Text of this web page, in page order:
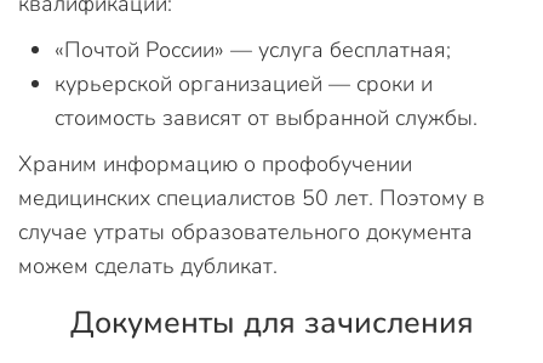
«Почтой России» — услуга бесплатная;
курьерской организацией — сроки и
стоимость зависят от выбранной службы.
Храним информацию о профобучении
медицинских специалистов 50 лет. Поэтому в
случае утраты образовательного документа
можем сделать дубликат.
Документы для зачисления